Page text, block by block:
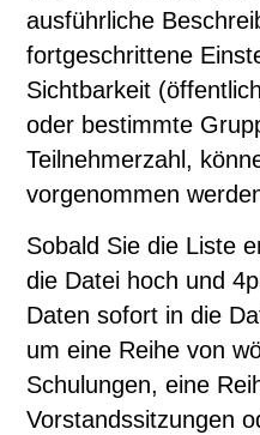
ausführliche
fortgeschrittene
Sichtbarkeit
oder bestimmte
Teilnehmerzahl,
vorgenommen
Sobald Sie die Liste
die Datei hoch und
Daten sofort in die
um eine Reihe von
Schulungen, eine
Vorstandssitzungen